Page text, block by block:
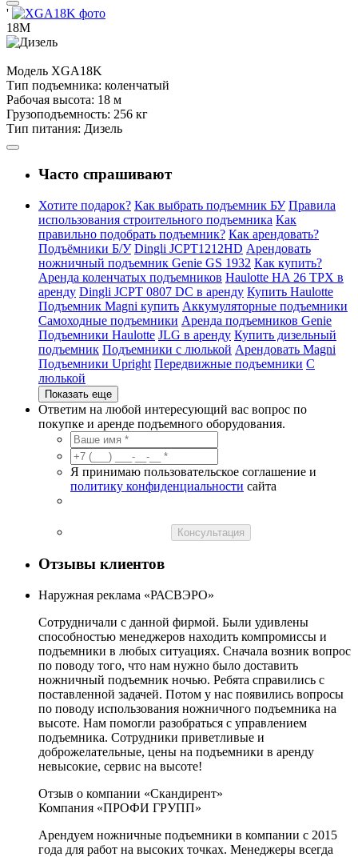
'
18М
Модель XGA18K
Тип подъемника: коленчатый
Рабочая высота: 18 м
Грузоподъемность: 256 кг
Тип питания: Дизель
Часто спрашивают
Хотите подарок? Как выбрать подъемник БУ Правила
использования строительного подъемника Как
правильно подобрать подъемник? Как арендовать?
Подъёмники Б/У Dingli JCPT1212HD Арендовать
ножничный подъемник Genie GS 1932 Как купить?
Аренда коленчатых подъемников Haulotte HA 26 TPX в
аренду Dingli JCPT 0807 DC в аренду Купить Haulotte
Подъемник Magni купить Аккумуляторные подъемники
Самоходные подъемники Аренда подъемников Genie
Подъемники Haulotte JLG в аренду Купить дизельный
подъемник Подъемники с люлькой Арендовать Magni
Подъемники Upright Передвижные подъемники С
люлькой
Показать еще
Ответим на любой интересующий вас вопрос по
покупке и аренде подъемного оборудования.
Я принимаю пользовательское соглашение и
политику конфиденциальности сайта
Консультация
Отзывы клиентов
Наружная реклама «РАСВЭРО»
Сотрудничали с данной фирмой. Были удивлены
способностью менеджеров находить компромиссы и
подъемники в любых ситуациях. Сначала возник вопрос
по поводу того, что нам нужно было доставить
ножничный подъемник ночью. Ребята справились с
поставленной задачей. Потом у нас появились вопросы
по поводу использования ножничного подъемника на
высоте. Нам помогли разобраться с управлением
подъемника. Сотрудники приветливые и
доброжелательные, цены на подъемники в аренду
невысокие, сервис на высоте!
Отзыв о компании «Скандирент»
Компания «ПРОФИ ГРУПП»
Арендуем ножничные подъемники в компании с 2015
года для работ на высоких точках. Менеджеры всегда